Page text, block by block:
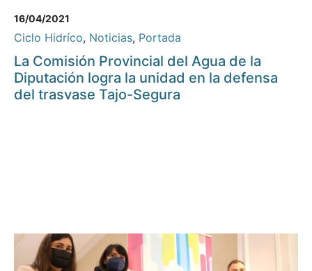
16/04/2021
Ciclo Hidríco, Noticias, Portada
La Comisión Provincial del Agua de la
Diputación logra la unidad en la defensa
del trasvase Tajo-Segura